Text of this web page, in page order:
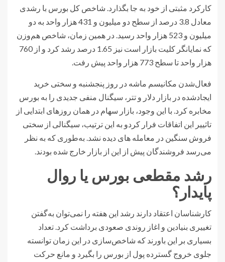
کارکرد مثبتی از خود به جا بگذارد. شاخص کل بورس با رشدی
معادل 3.8 درصد از سطح دو میلیون و 431 هزار واحد به دو
میلیون و 523 هزار واحد رسید. در همین زمان، شاخص هم‌وزن
که نمایانگر کلیت بازار است نیز 1.65 درصد رشد کرد و از 760
هزار واحد تا سطح 773 هزار واحد پیش رفت.
فعال‌شدن مکانیسم ماشه در روز پنجشنبه و سختی خرید
ایجادشده در بازار دلار و تتر، سیگنال منفی جدیدی را به بورس
مخابره کرد. با این وجود، بازار سهام در همان روزهای ابتدایی از
تاثییر این اتفاقات فرار کردو به این ترتیب، سیگنالی از سختی
فروش سنگین در معامله های دیده نشد. به‌طوری که به نظر
می‌رسد فروشندگان پیش از این از بازار خارج شده بودند.
رشد مقطعی بورس یا روال
پایدار؟
کارشناسان اعتقاد دارند رشد این هفته را نمی‌توان به‌گفتن
تغییری بنیادین و اغاز روندی صعودی برداشت کرد. تعداد
بسیاری بر این باورند که شاخص‌سازی در این زمان توانسته
جلوی خروج گسترده پول از بورس را بگیرد و مانع حرکت